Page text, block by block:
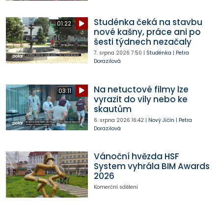
01:22
Studénka čeká na stavbu
nové kašny, práce ani po
šesti týdnech nezačaly
7. srpna 2026 7:50 | Studénka | Petra
Dorazilová
03:11
Na netuctové filmy lze
vyrazit do vily nebo ke
skautům
6. srpna 2026 16:42| Nový Jičín | Petra
Dorazilová
Vánoční hvězda HSF
System vyhrála BIM Awards
2026
Komerční sdělení